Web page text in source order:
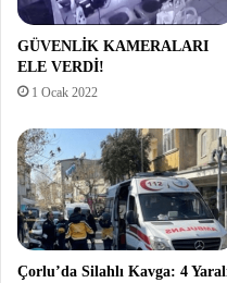
GÜVENLİK KAMERALARI
ELE VERDİ!
1 Ocak 2022
Çorlu’da Silahlı Kavga: 4